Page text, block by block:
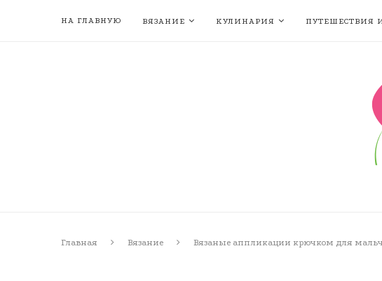
НА ГЛАВНУЮ ВЯЗАНИЕ КУЛИНАРИЯ ПУТЕШЕСТВИЯ
Главная Вязание Вязаные аппликации крючком для